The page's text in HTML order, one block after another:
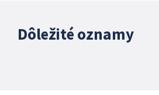
Dôležité oznamy